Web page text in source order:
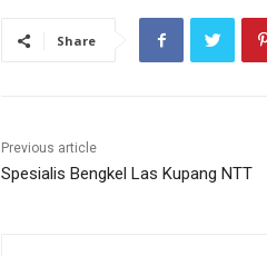
Share
Previous article
Spesialis Bengkel Las Kupang NTT